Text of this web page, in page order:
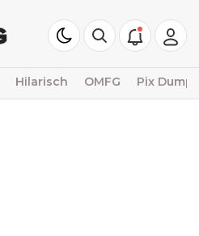
Hilarisch OMFG Pix Dump